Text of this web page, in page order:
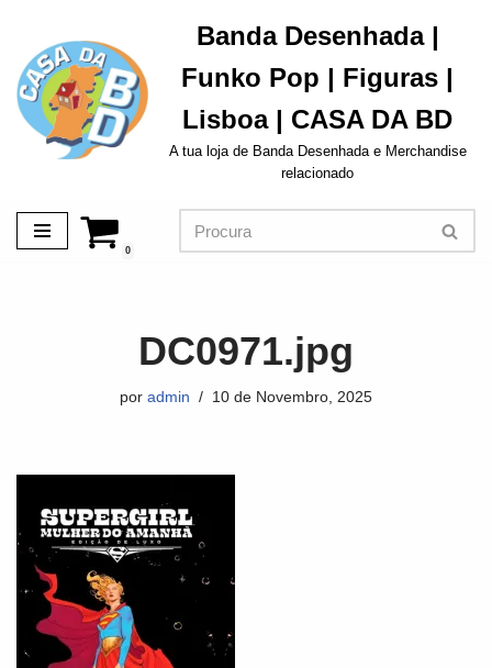
Avançar
para
o
conteúdo
Banda Desenhada |
Funko Pop | Figuras |
Lisboa | CASA DA BD
A tua loja de Banda Desenhada e Merchandise
relacionado
0
DC0971.jpg
por admin 10 de Novembro, 2025